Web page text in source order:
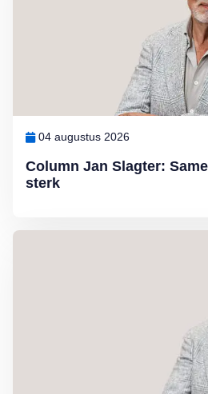
Column Jan Slagter:
sterk
04 augustus 2026
Lees meer over Column Jan Slagter: